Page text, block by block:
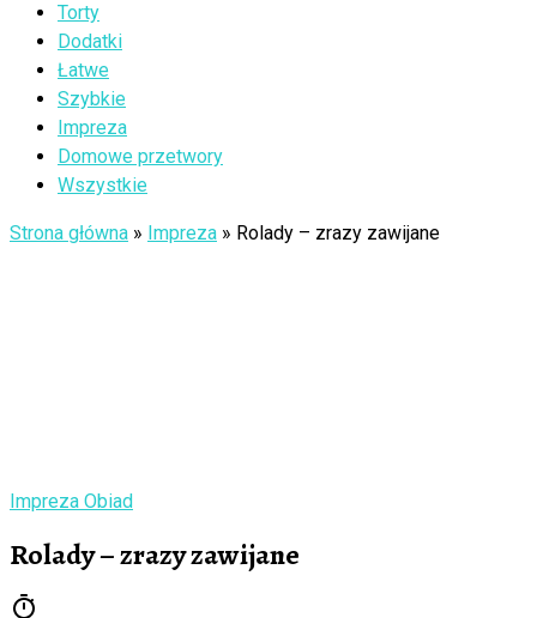
Torty
Dodatki
Łatwe
Szybkie
Impreza
Domowe przetwory
Wszystkie
Strona główna » Impreza » Rolady – zrazy zawijane
Impreza Obiad
Rolady – zrazy zawijane